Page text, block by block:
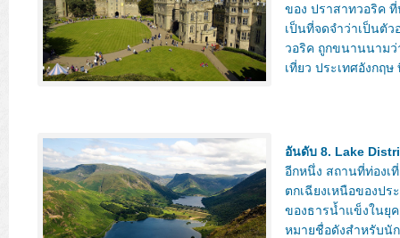
ของ ปราสาทวอริค
เป็นที่จดจำว่าเป็นตั
วอริค ถูกขนานนาม
เที่ยว ประเทศอังกฤ
อันดับ 8. Lake
อีกหนึ่ง สถานที่ท่องเ
ตกเฉียงเหนือของป
ของธารน้ำแข็งในยุ
หมายชื่อดังสำหรับนั